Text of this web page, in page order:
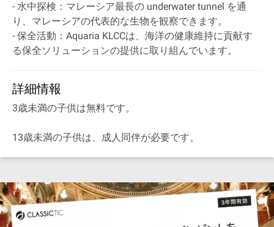
- 水中探検：マレーシア最長の underwater tunnel を通
り、マレーシアの代表的な生物を観察できます。
- 保全活動：Aquaria KLCCは、海洋の健康維持に貢献す
る保全ソリューションの提供に取り組んでいます。
詳細情報
3歳未満の子供は無料です。
13歳未満の子供は、成人同伴が必要です。